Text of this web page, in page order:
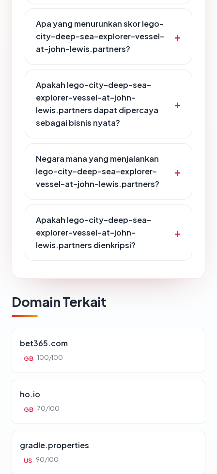
Apa yang menurunkan skor lego-
city-deep-sea-explorer-vessel-
at-john-lewis.partners?
Apakah lego-city-deep-sea-
explorer-vessel-at-john-
lewis.partners dapat dipercaya
sebagai bisnis nyata?
Negara mana yang menjalankan
lego-city-deep-sea-explorer-
vessel-at-john-lewis.partners?
Apakah lego-city-deep-sea-
explorer-vessel-at-john-
lewis.partners dienkripsi?
Domain Terkait
bet365.com
GB 100/100
ho.io
GB 70/100
gradle.properties
US 90/100